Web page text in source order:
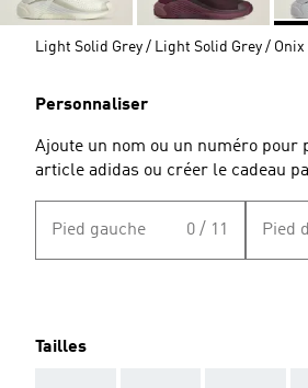
Light Solid Grey / Light Solid Grey / Onix
Personnaliser
Ajoute un nom ou un numéro pour
article adidas ou créer le cadeau
Pied gauche 0 / 11 Pied
Tailles